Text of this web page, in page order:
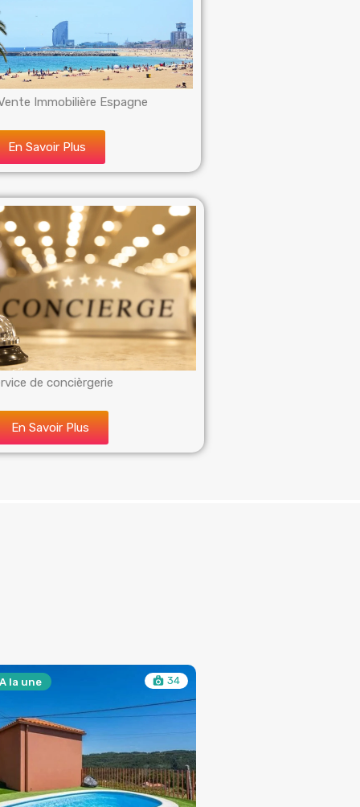
Immobilière Espagne
En Savoir Plus
de concièrgerie
En Savoir Plus
A la une 34